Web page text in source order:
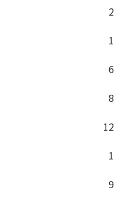
2
1
6
8
12
1
9